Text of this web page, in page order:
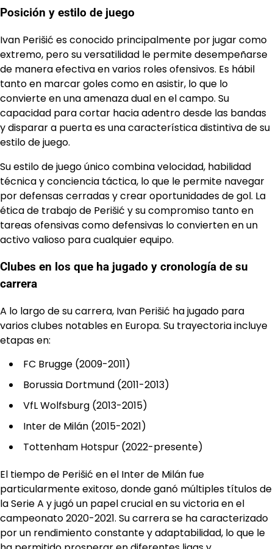
Posición y estilo de juego
Ivan Perišić es conocido principalmente por jugar como
extremo, pero su versatilidad le permite desempeñarse
de manera efectiva en varios roles ofensivos. Es hábil
tanto en marcar goles como en asistir, lo que lo
convierte en una amenaza dual en el campo. Su
capacidad para cortar hacia adentro desde las bandas
y disparar a puerta es una característica distintiva de su
estilo de juego.
Su estilo de juego único combina velocidad, habilidad
técnica y conciencia táctica, lo que le permite navegar
por defensas cerradas y crear oportunidades de gol. La
ética de trabajo de Perišić y su compromiso tanto en
tareas ofensivas como defensivas lo convierten en un
activo valioso para cualquier equipo.
Clubes en los que ha jugado y cronología de su
carrera
A lo largo de su carrera, Ivan Perišić ha jugado para
varios clubes notables en Europa. Su trayectoria incluye
etapas en:
FC Brugge (2009-2011)
Borussia Dortmund (2011-2013)
VfL Wolfsburg (2013-2015)
Inter de Milán (2015-2021)
Tottenham Hotspur (2022-presente)
El tiempo de Perišić en el Inter de Milán fue
particularmente exitoso, donde ganó múltiples títulos de
la Serie A y jugó un papel crucial en su victoria en el
campeonato 2020-2021. Su carrera se ha caracterizado
por un rendimiento constante y adaptabilidad, lo que le